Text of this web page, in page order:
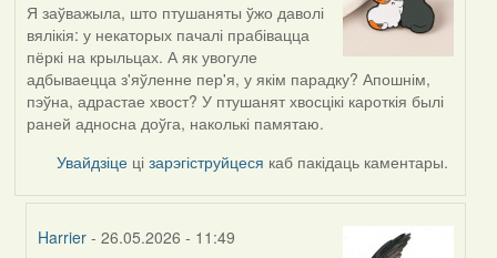
Я заўважыла, што птушаняты ўжо даволі
вялікія: у некаторых пачалі прабівацца
пёркі на крыльцах. А як увогуле
адбываецца з'яўленне пер'я, у якім парадку? Апошнім,
пэўна, адрастае хвост? У птушанят хвосцікі кароткія былі
раней адносна доўга, наколькі памятаю.
Увайдзіце цізарэгіструйцеся каб пакідаць каментары.
Harrier - 26.05.2026 - 11:49